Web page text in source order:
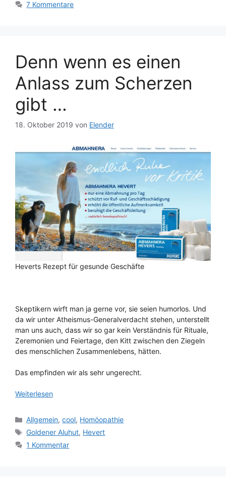
7 Kommentare
Denn wenn es einen
Anlass zum Scherzen
gibt …
18. Oktober 2019 von Elender
Heverts Rezept für gesunde Geschäfte
Skeptikern wirft man ja gerne vor, sie seien humorlos. Und
da wir unter Atheismus-Generalverdacht stehen, unterstellt
man uns auch, dass wir so gar kein Verständnis für Rituale,
Zeremonien und Feiertage, den Kitt zwischen den Ziegeln
des menschlichen Zusammenlebens, hätten.
Das empfinden wir als sehr ungerecht.
Weiterlesen
Kategorien
Allgemein,cool, Homöopathie
Schlagwörter
Goldener Aluhut, Hevert
1 Kommentar